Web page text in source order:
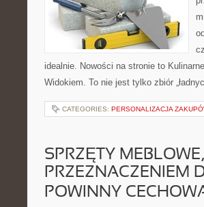
idealnie. Nowości na stronie to
Widokiem. To nie jest tylko zbiór
CATEGORIES: PERSONALIZACJA
SPRZĘTY
PRZEZNACZENIEM
POWINNY